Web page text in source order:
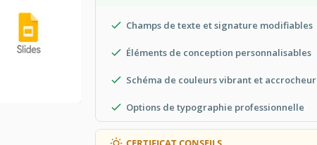
Champs de texte et signature modifiables
Éléments de conception personnalisables
Schéma de couleurs vibrant et accrocheur
Options de typographie professionnelle